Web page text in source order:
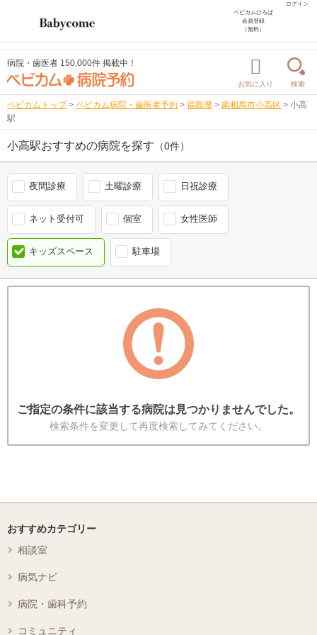
ログイン
ベビカムひろば
会員登録
（無料）
病院・歯医者 150,000件 掲載中！
お気に入り 検索
ベビカムトップ > ベビカム病院・歯医者予約 > 福島県 > 南相馬市小高区 > 小高
駅
小高駅おすすめの病院を探す （0件）
夜間診療 土曜診療 日祝診療
ネット受付可 個室 女性医師
キッズスペース 駐車場
ご指定の条件に該当する病院は見つかりませんでした。
検索条件を変更して再度検索してみてください。
おすすめカテゴリー
相談室
病気ナビ
病院・歯科予約
コミュニティ